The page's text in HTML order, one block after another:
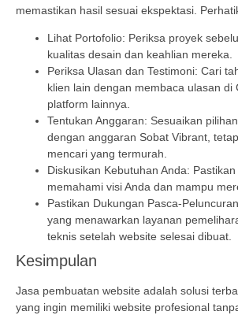
memastikan hasil sesuai ekspektasi.
Lihat Portofolio: Periksa proyek
kualitas desain dan keahlian mereka.
Periksa Ulasan dan Testimoni: Cari
klien lain dengan membaca ulasan di
platform lainnya.
Tentukan Anggaran: Sesuaikan
dengan anggaran Sobat Vibrant,
mencari yang termurah.
Diskusikan Kebutuhan Anda:
memahami visi Anda dan mampu
Pastikan Dukungan Pasca-
yang menawarkan layanan
teknis setelah website selesai dibuat.
Kesimpulan
Jasa pembuatan website adalah solusi
yang ingin memiliki website profesional